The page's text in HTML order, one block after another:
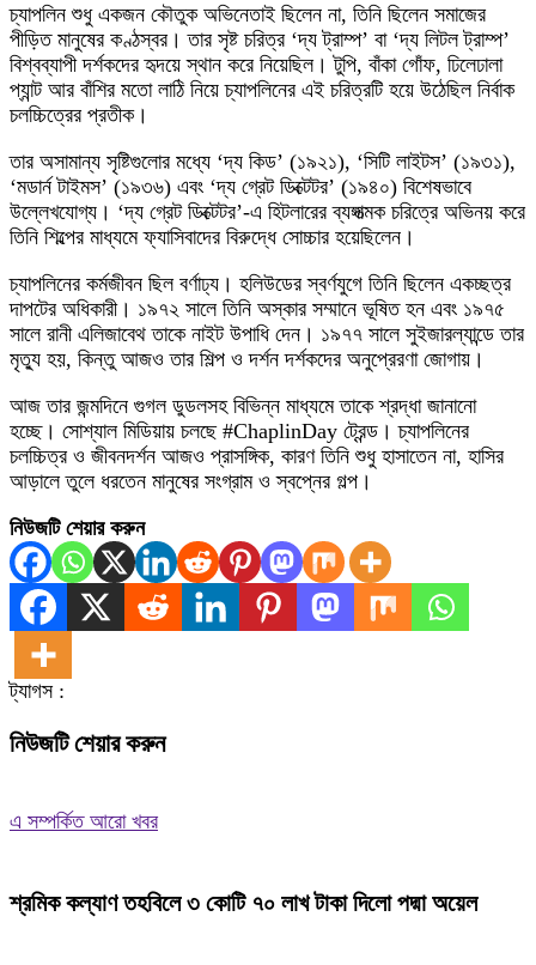
চ্যাপলিন শুধু একজন কৌতুক অভিনেতাই ছিলেন না, তিনি ছিলেন সমাজের
পীড়িত মানুষের কণ্ঠস্বর। তার সৃষ্ট চরিত্র ‘দ্য ট্রাম্প’ বা ‘দ্য লিটল ট্রাম্প’
বিশ্বব্যাপী দর্শকদের হৃদয়ে স্থান করে নিয়েছিল। টুপি, বাঁকা গোঁফ, ঢিলেঢালা
প্যান্ট আর বাঁশির মতো লাঠি নিয়ে চ্যাপলিনের এই চরিত্রটি হয়ে উঠেছিল নির্বাক
চলচ্চিত্রের প্রতীক।
তার অসামান্য সৃষ্টিগুলোর মধ্যে ‘দ্য কিড’ (১৯২১), ‘সিটি লাইটস’ (১৯৩১),
‘মডার্ন টাইমস’ (১৯৩৬) এবং ‘দ্য গ্রেট ডিক্টেটর’ (১৯৪০) বিশেষভাবে
উল্লেখযোগ্য। ‘দ্য গ্রেট ডিক্টেটর’-এ হিটলারের ব্যঙ্গাত্মক চরিত্রে অভিনয় করে
তিনি শিল্পের মাধ্যমে ফ্যাসিবাদের বিরুদ্ধে সোচ্চার হয়েছিলেন।
চ্যাপলিনের কর্মজীবন ছিল বর্ণাঢ্য। হলিউডের স্বর্ণযুগে তিনি ছিলেন একচ্ছত্র
দাপটের অধিকারী। ১৯৭২ সালে তিনি অস্কার সম্মানে ভূষিত হন এবং ১৯৭৫
সালে রানী এলিজাবেথ তাকে নাইট উপাধি দেন। ১৯৭৭ সালে সুইজারল্যান্ডে তার
মৃত্যু হয়, কিন্তু আজও তার শিল্প ও দর্শন দর্শকদের অনুপ্রেরণা জোগায়।
আজ তার জন্মদিনে গুগল ডুডলসহ বিভিন্ন মাধ্যমে তাকে শ্রদ্ধা জানানো
হচ্ছে। সোশ্যাল মিডিয়ায় চলছে #ChaplinDay ট্রেন্ড। চ্যাপলিনের
চলচ্চিত্র ও জীবনদর্শন আজও প্রাসঙ্গিক, কারণ তিনি শুধু হাসাতেন না, হাসির
আড়ালে তুলে ধরতেন মানুষের সংগ্রাম ও স্বপ্নের গল্প।
নিউজটি শেয়ার করুন
ট্যাগস :
নিউজটি শেয়ার করুন
এ সম্পর্কিত আরো খবর
শ্রমিক কল্যাণ তহবিলে ৩ কোটি ৭০ লাখ টাকা দিলো পদ্মা অয়েল